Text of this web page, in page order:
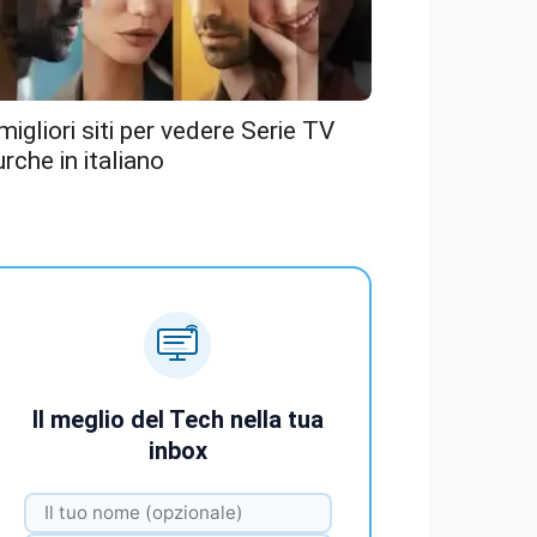
siti per vedere Serie TV
in italiano
Il meglio del Tech nella tua
inbox